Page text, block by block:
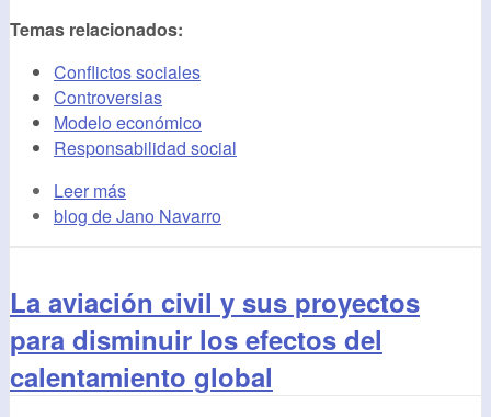
Temas relacionados:
Conflictos sociales
Controversias
Modelo económico
Responsabilidad social
Leer más
blog de Jano Navarro
La aviación civil y sus proyectos
para disminuir los efectos del
calentamiento global